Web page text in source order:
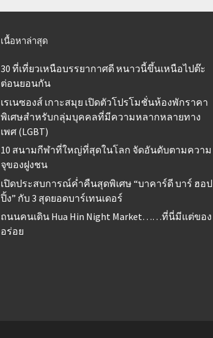
เนื้อหาล่าสุด
30 ที่เที่ยวเหนือบรรยากาศดี หนาวนี้ขึ้นเหนือไปต๊ะ
ต่อนยอนกัน
เรเนซองส์ เกาะสมุย เปิดตัวโปรโมชั่นห้องพักราคา
พิเศษสำหรับกลุ่มบุคคลที่มีความหลากหลายทาง
เพศ (LGBT)
10 สนามกีฬาที่ใหญ่ที่สุดในโลก จัดอันดับตามความ
จุของฝูงชน
เปิดประสบการณ์ค่ำคืนสุดพิเศษ “บาคาร์ดี บาร์ ฮอป
ปิ้ง” กับ 3 สุดยอดบาร์เทนเดอร์
ถนนคนเดิน Hua Hin Night Market……ที่นี่มีแต่ของ
อร่อย